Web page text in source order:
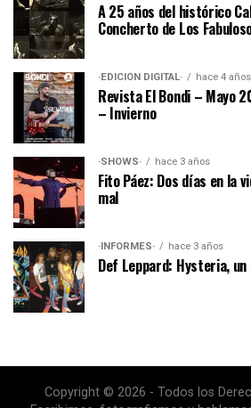
A 25 años del histórico
Concherto de Los
·EDICIÓN DIGITAL· hace 4 años
Revista El Bondi – Mayo
– Invierno
·SHOWS· hace 3 años
Fito Páez: Dos días en la
mal
·INFORMES· hace 3 años
Def Leppard: Hysteria,
Copyright © 2026 - Todos los